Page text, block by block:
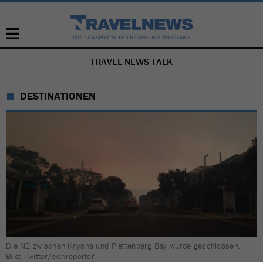
NAVIGATION
ÜBERSPRINGEN
TRAVEL NEWS TALK
DESTINATIONEN
Die N2 zwischen Knysna und Plettenberg Bay wurde geschlossen.
Bild: Twitter/ewnreporter